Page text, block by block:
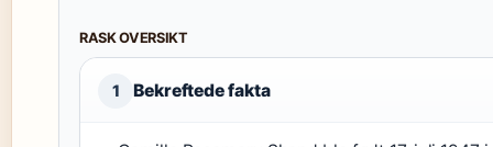
RASK OVERSIKT
1 Bekreftede fakta